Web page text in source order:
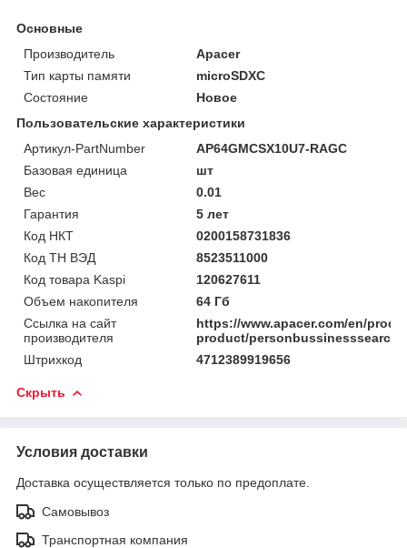
Основные
Производитель
Apacer
Тип карты памяти
microSDXC
Состояние
Новое
Пользовательские характеристики
Артикул-PartNumber
AP64GMCSX10U7-RAGC
Базовая единица
шт
Вес
0.01
Гарантия
5 лет
Код НКТ
0200158731836
Код ТН ВЭД
8523511000
Код товара Kaspi
120627611
Объем накопителя
64 Гб
Ссылка на сайт
производителя
https://www.apacer.com/en/
product/personbussinesssearch/
Штрихкод
4712389919656
Скрыть
Условия доставки
Доставка осуществляется только по предоплате.
Самовывоз
Транспортная компания